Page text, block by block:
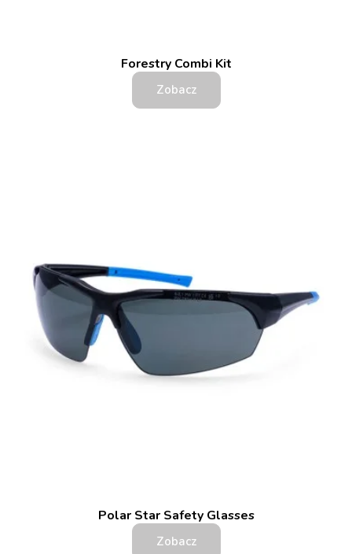
Forestry Combi Kit
Zobacz
Polar Star Safety Glasses
Zobacz